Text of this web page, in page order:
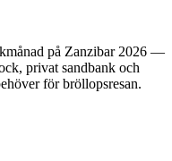
på Zanzibar 2026 —
privat sandbank och
för bröllopsresan.